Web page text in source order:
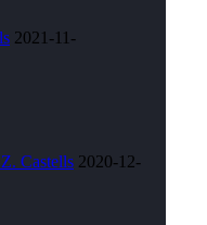
2021-11-
Castells 2020-12-